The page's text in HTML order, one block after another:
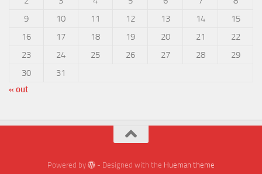
9
10 11 12 13 14
15
16
17 18 19 20 21
22
23
24 25 26 27 28
29
30
31
« out
Powered by - Designed with the Hueman theme